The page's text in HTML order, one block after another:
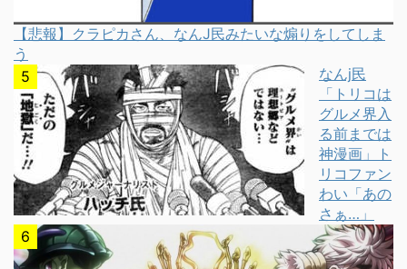
【悲報】クラピカさん、なんJ民みたいな煽りをしてしま
う
なんj民
「トリコは
グルメ界入
る前までは
神漫画」ト
リコファン
わい「あの
さぁ…」